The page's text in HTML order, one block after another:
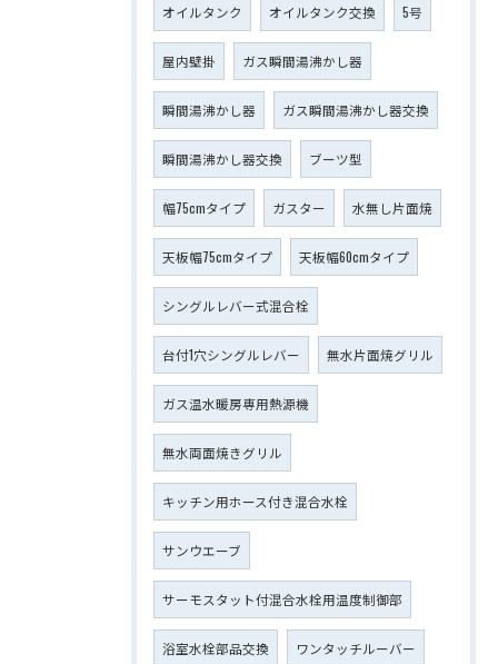
オイルタンク オイルタンク交換 5号
屋内壁掛 ガス瞬間湯沸かし器
瞬間湯沸かし器 ガス瞬間湯沸かし器交換
瞬間湯沸かし器交換 ブーツ型
幅75cmタイプ ガスター 水無し片面焼
天板幅75cmタイプ 天板幅60cmタイプ
シングルレバー式混合栓
台付1穴シングルレバー 無水片面焼グリル
ガス温水暖房専用熱源機
無水両面焼きグリル
キッチン用ホース付き混合水栓
サンウエーブ
サーモスタット付混合水栓用温度制御部
浴室水栓部品交換 ワンタッチルーバー